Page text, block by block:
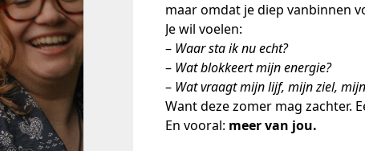
maar omdat je diep vanbinnen
Je wil voelen:
– Waar sta ik nu echt?
– Wat blokkeert mijn energie?
– Wat vraagt mijn lijf, mijn ziel,
Want deze zomer mag zachter.
En vooral: meer van jou.